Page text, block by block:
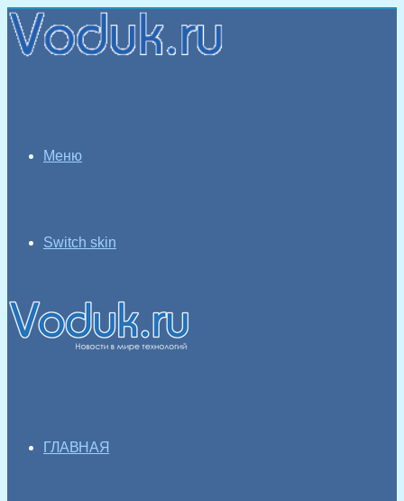
Меню
Switch skin
ГЛАВНАЯ